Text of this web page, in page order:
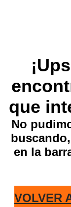
que
No
en la
VOLVER